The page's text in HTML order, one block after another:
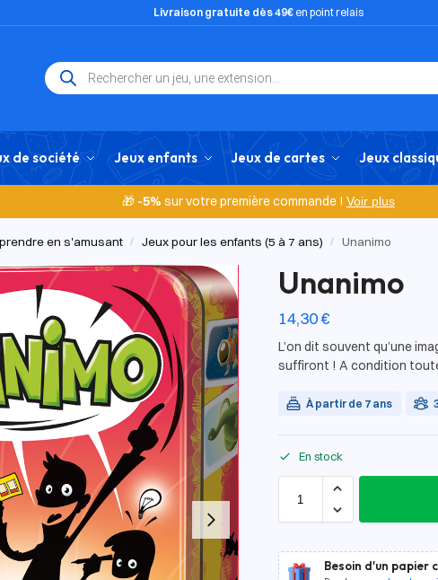
Livraison gratuite dès 49€ en point relais
de société Jeux enfants Jeux de cartes Jeux
🎁 -5% sur votre première commande ! Voir plus
en s'amusant / Jeux pour les enfants (5 à 7 ans) / Unanimo
Unanimo
14,30€
L’on dit souvent qu’une
suffiront ! A condition
À partir de 7 ans
En stock
Besoin d'un papier